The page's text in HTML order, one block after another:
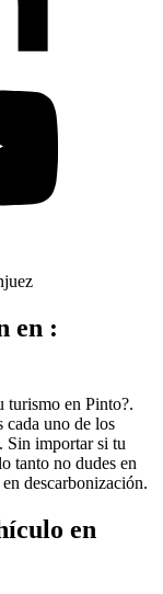
en :
turismo en Pinto?.
cada uno de los
Sin importar si tu
tanto no dudes en
descarbonización.
en